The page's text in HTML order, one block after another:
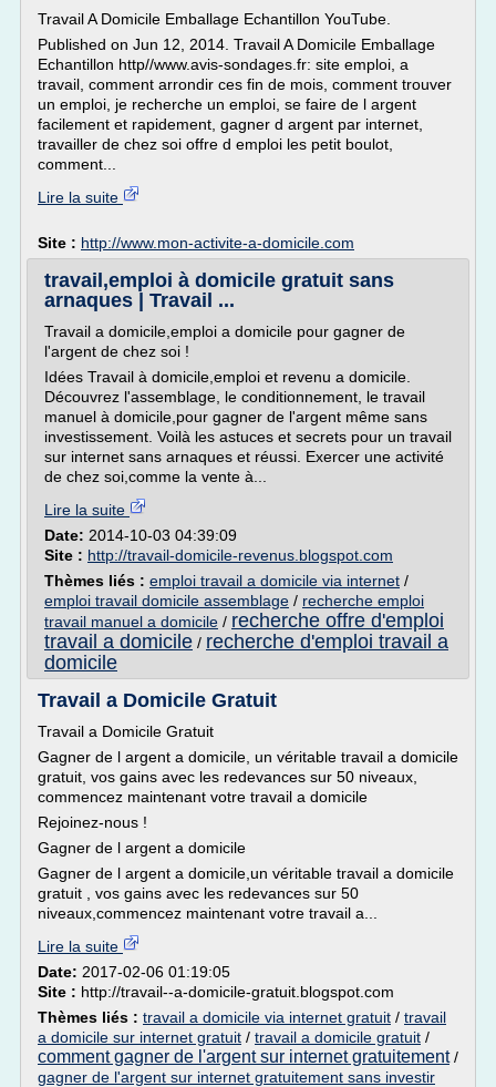
Travail A Domicile Emballage Echantillon YouTube.
Published on Jun 12, 2014. Travail A Domicile Emballage
Echantillon http//www.avis-sondages.fr: site emploi, a
travail, comment arrondir ces fin de mois, comment trouver
un emploi, je recherche un emploi, se faire de l argent
facilement et rapidement, gagner d argent par internet,
travailler de chez soi offre d emploi les petit boulot,
comment...
Lire la suite
Site : http://www.mon-activite-a-domicile.com
travail,emploi à domicile gratuit sans
arnaques | Travail ...
Travail a domicile,emploi a domicile pour gagner de
l'argent de chez soi !
Idées Travail à domicile,emploi et revenu a domicile.
Découvrez l'assemblage, le conditionnement, le travail
manuel à domicile,pour gagner de l'argent même sans
investissement. Voilà les astuces et secrets pour un travail
sur internet sans arnaques et réussi. Exercer une activité
de chez soi,comme la vente à...
Lire la suite
Date: 2014-10-03 04:39:09
Site : http://travail-domicile-revenus.blogspot.com
Thèmes liés : emploi travail a domicile via internet /
emploi travail domicile assemblage / recherche emploi
travail manuel a domicile / recherche offre d'emploi
travail a domicile / recherche d'emploi travail a
domicile
Travail a Domicile Gratuit
Travail a Domicile Gratuit
Gagner de l argent a domicile, un véritable travail a domicile
gratuit, vos gains avec les redevances sur 50 niveaux,
commencez maintenant votre travail a domicile
Rejoinez-nous !
Gagner de l argent a domicile
Gagner de l argent a domicile,un véritable travail a domicile
gratuit , vos gains avec les redevances sur 50
niveaux,commencez maintenant votre travail a...
Lire la suite
Date: 2017-02-06 01:19:05
Site : http://travail--a-domicile-gratuit.blogspot.com
Thèmes liés : travail a domicile via internet gratuit / travail
a domicile sur internet gratuit / travail a domicile gratuit /
comment gagner de l'argent sur internet gratuitement/
gagner de l'argent sur internet gratuitement sans investir